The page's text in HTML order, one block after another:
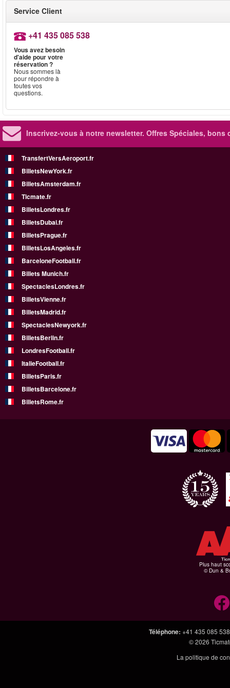
Service Client
+41 435 085 538
Vous avez besoin
d'aide pour votre
réservation ?
Nous sommes là
pour répondre à
toutes vos
questions.
Inscrivez-vous à notre newsletter. Offres Spéciales, bons
TransfertVersAeroport.fr
BilletsNewYork.fr
BilletsAmsterdam.fr
Ticmate.fr
BilletsLondres.fr
BilletsDubai.fr
BilletsPrague.fr
BilletsLosAngeles.fr
BarceloneFootball.fr
Billets Munich.fr
SpectaclesLondres.fr
BilletsVienne.fr
BilletsMadrid.fr
SpectaclesNewyork.fr
BilletsBerlin.fr
LondresFootball.fr
ItalieFootball.fr
BilletsParis.fr
BilletsBarcelone.fr
BilletsRome.fr
Plus haut
© Dun &
Téléphone: +41 435 085 538
© 2026
La politique de